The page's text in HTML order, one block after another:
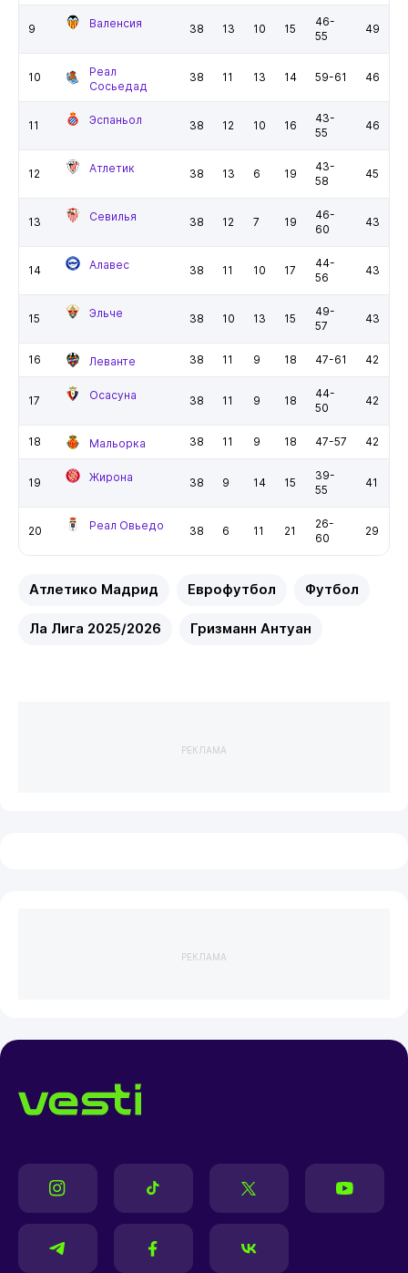
9 Валенсия 38 13 10 15
46-
55
49
10
Реал
Сосьедад
38 11 13 14 59-61 46
11 Эспаньол 38 12 10 16
43-
55
46
12 Атлетик 38 13 6 19
43-
58
45
13 Севилья 38 12 7 19
46-
60
43
14 Алавес 38 11 10 17
44-
56
43
15 Эльче 38 10 13 15
49-
57
43
16 Леванте 38 11 9 18 47-61 42
17 Осасуна 38 11 9 18
44-
50
42
18 Мальорка 38 11 9 18 47-57 42
19 Жирона 38 9 14 15
39-
55
41
20 Реал Овьедо 38 6 11 21
26-
60
29
Атлетико Мадрид Еврофутбол Футбол
Ла Лига 2025/2026 Гризманн Антуан
РЕКЛАМА
РЕКЛАМА